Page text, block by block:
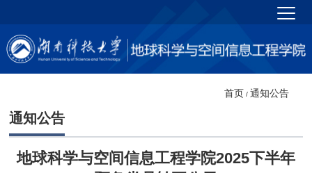
首页 / 通知公告
通知公告
地球科学与空间信息工程学院2025下半年